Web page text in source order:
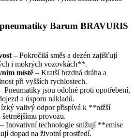
Barum BRAVURIS
– Pokročilá směs a dezén zajišťují
i mokrých vozovkách**.
místě – Kratší brzdná dráha a
při vyšších rychlostech.
Pneumatiky jsou odolné proti opotřebení,
a úsporu nákladů.
valivý odpor přispívá k **nižší
provozu.
– Inovativní technologie snižují **emise
dopad na životní prostředí.